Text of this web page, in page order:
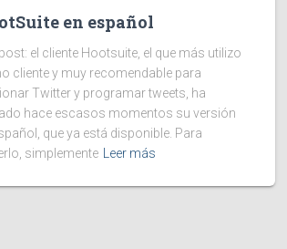
en español
el cliente Hootsuite, el que más utilizo
cliente y muy recomendable para
Twitter y programar tweets, ha
hace escasos momentos su versión
que ya está disponible. Para
simplemente
Leer más